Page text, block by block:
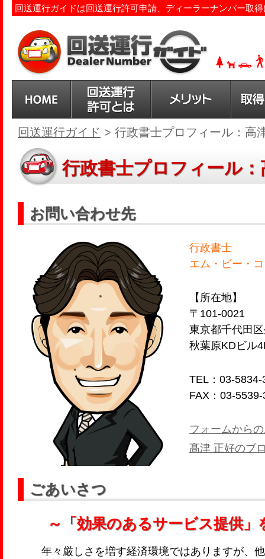
回送運行ガイドは回送運行許可申請、ディーラーナンバー取
回送運行ガイド > 行政書士プロフィール：高
行政書士プロフィール：
お問い合わせ先
行政書士
エム・ビー・
【所在地】
〒101-0021
東京都千代田
秋葉原KDビル
TEL：03-5834-
FAX：03-
フォームから
髙津 正好のブ
ごあいさつ
～「効果のあるサービス提供」
年々厳しさを増す経済環境ではありますが、